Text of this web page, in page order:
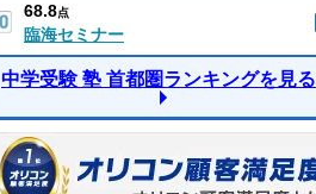
68.8点
臨海セミナー
中学受験 塾 首都圏ランキングを見る